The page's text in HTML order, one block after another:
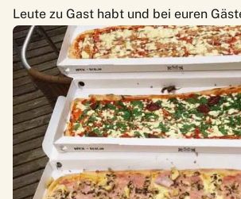
Leute zu Gast habt und bei euren